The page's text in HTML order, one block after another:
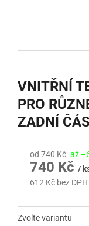
VNITŘNÍ
PRO
ZADNÍ
od 740 Kč až
740 Kč /
612 Kč bez DPH
Zvolte variantu